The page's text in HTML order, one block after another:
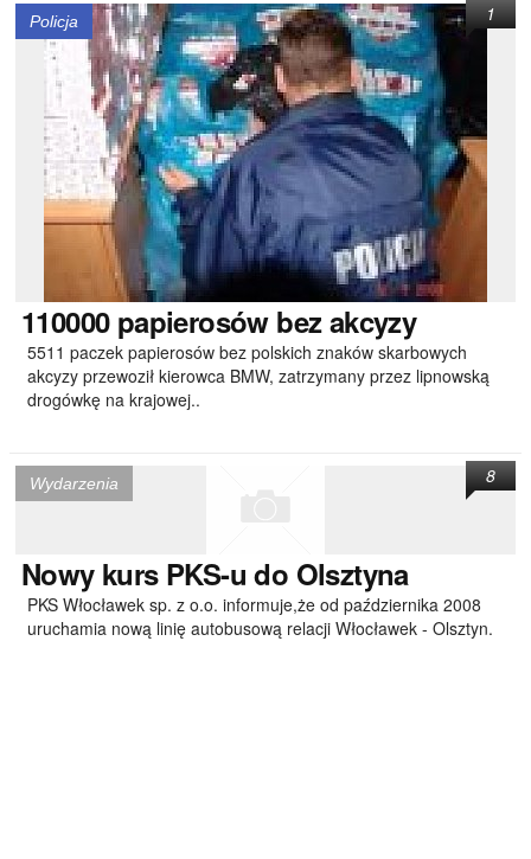
Policja
110000papierosów bez akcyzy
5511 paczek papierosów bez polskich znaków skarbowych
akcyzy przewoził kierowca BMW, zatrzymany przez lipnowską
drogówkę na krajowej..
1
Wydarzenia
Nowykurs PKS-u do Olsztyna
PKS Włocławek sp. z o.o. informuje,że od października 2008
uruchamia nową linię autobusową relacji Włocławek - Olsztyn.
8